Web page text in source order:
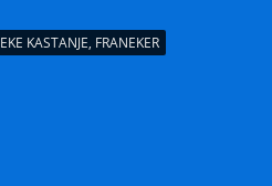
KASTANJE, FRANEKER